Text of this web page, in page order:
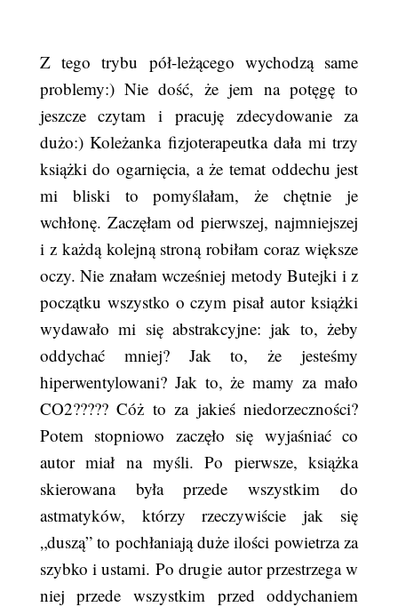
Z tego trybu pół-leżącego wychodzą same
problemy:) Nie dość, że jem na potęgę to
jeszcze czytam i pracuję zdecydowanie za
dużo:) Koleżanka fizjoterapeutka dała mi trzy
książki do ogarnięcia, a że temat oddechu jest
mi bliski to pomyślałam, że chętnie je
wchłonę. Zaczęłam od pierwszej, najmniejszej
i z każdą kolejną stroną robiłam coraz większe
oczy. Nie znałam wcześniej metody Butejki i z
początku wszystko o czym pisał autor książki
wydawało mi się abstrakcyjne: jak to, żeby
oddychać mniej? Jak to, że jesteśmy
hiperwentylowani? Jak to, że mamy za mało
CO2????? Cóż to za jakieś niedorzeczności?
Potem stopniowo zaczęło się wyjaśniać co
autor miał na myśli. Po pierwsze, książka
skierowana była przede wszystkim do
astmatyków, którzy rzeczywiście jak się
„duszą” to pochłaniają duże ilości powietrza za
szybko i ustami. Po drugie autor przestrzega w
niej przede wszystkim przed oddychaniem